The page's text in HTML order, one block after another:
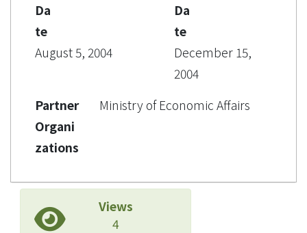
Da
te
August 5, 2004
Da
te
December 15,
2004
Partner
Organi
zations
Ministry of Economic Affairs
Views
4